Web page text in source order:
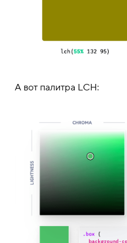
А вот палитра LCH: